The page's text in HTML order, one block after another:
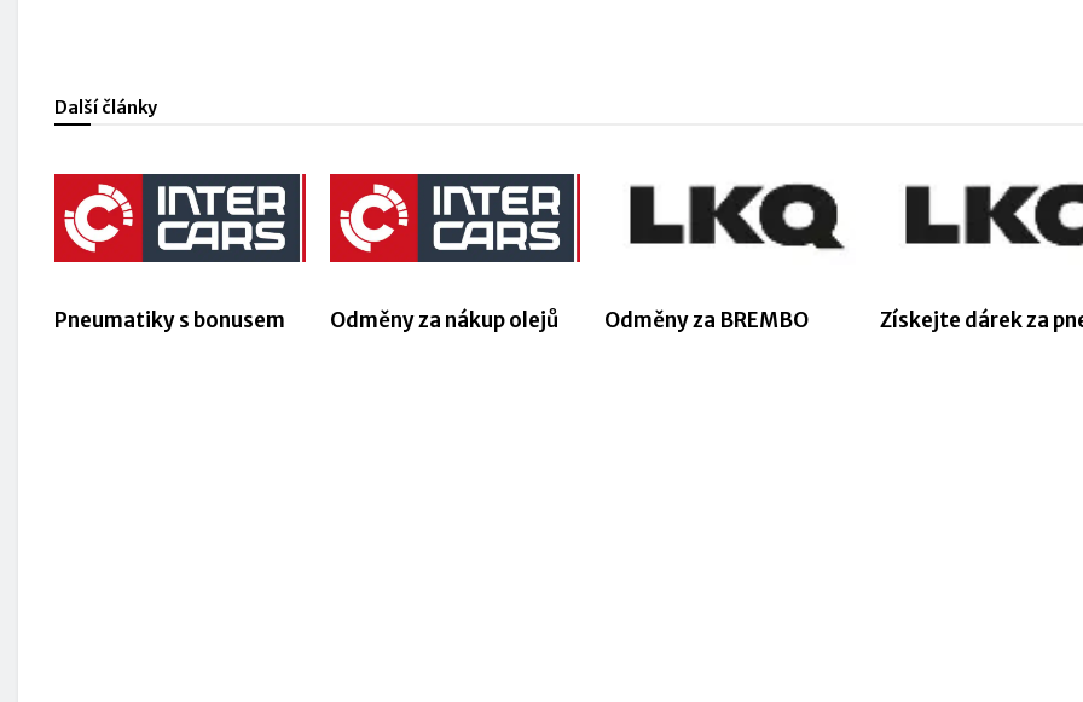
Další články
Pneumatiky s bonusem Odměny za nákup olejů Odměny za BREMBO Získejte dárek za